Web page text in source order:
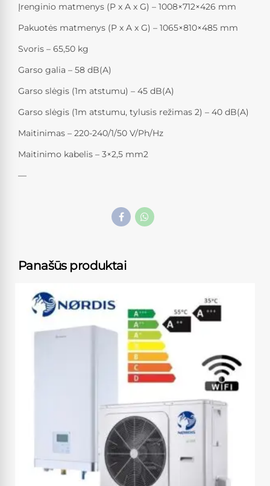
Įrenginio matmenys (P x A x G) – 1008×712×426 mm
Pakuotės matmenys (P x A x G) – 1065×810×485 mm
Svoris – 65,50 kg
Garso galia – 58 dB(A)
Garso slėgis (1m atstumu) – 45 dB(A)
Garso slėgis (1m atstumu, tylusis režimas 2) – 40 dB(A)
Maitinimas – 220-240/1/50 V/Ph/Hz
Maitinimo kabelis – 3×2,5 mm2
—
Panašūs produktai